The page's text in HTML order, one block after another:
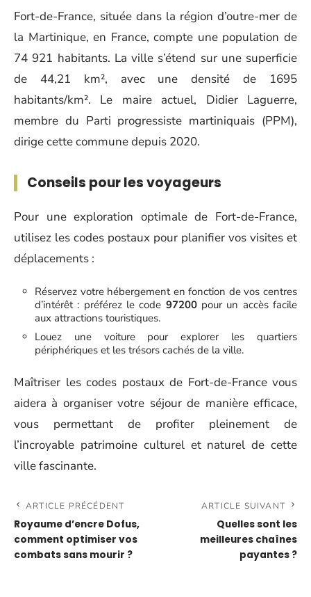
Fort-de-France, située dans la région d’outre-mer de
la Martinique, en France, compte une population de
74 921 habitants. La ville s’étend sur une superficie
de 44,21 km², avec une densité de 1695
habitants/km². Le maire actuel, Didier Laguerre,
membre du Parti progressiste martiniquais (PPM),
dirige cette commune depuis 2020.
Conseils pour les voyageurs
Pour une exploration optimale de Fort-de-France,
utilisez les codes postaux pour planifier vos visites et
déplacements :
Réservez votre hébergement en fonction de vos centres
d’intérêt : préférez le code 97200pour un accès facile
aux attractions touristiques.
Louez une voiture pour explorer les quartiers
périphériques et les trésors cachés de la ville.
Maîtriser les codes postaux de Fort-de-France vous
aidera à organiser votre séjour de manière efficace,
vous permettant de profiter pleinement de
l’incroyable patrimoine culturel et naturel de cette
ville fascinante.
ARTICLE PRÉCÉDENT
Royaume d’encre Dofus,
comment optimiser vos
combats sans mourir ?
ARTICLE SUIVANT
Quelles sont les
meilleures chaînes
payantes ?